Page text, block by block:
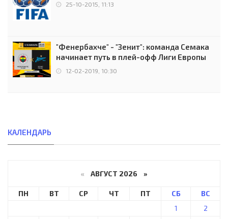
25-10-2015, 11:13
"Фенербахче" - "Зенит": команда Семака
начинает путь в плей-офф Лиги Европы
12-02-2019, 10:30
КАЛЕНДАРЬ
« АВГУСТ 2026 »
ПН ВТ СР ЧТ ПТ СБ
ВС
1
2